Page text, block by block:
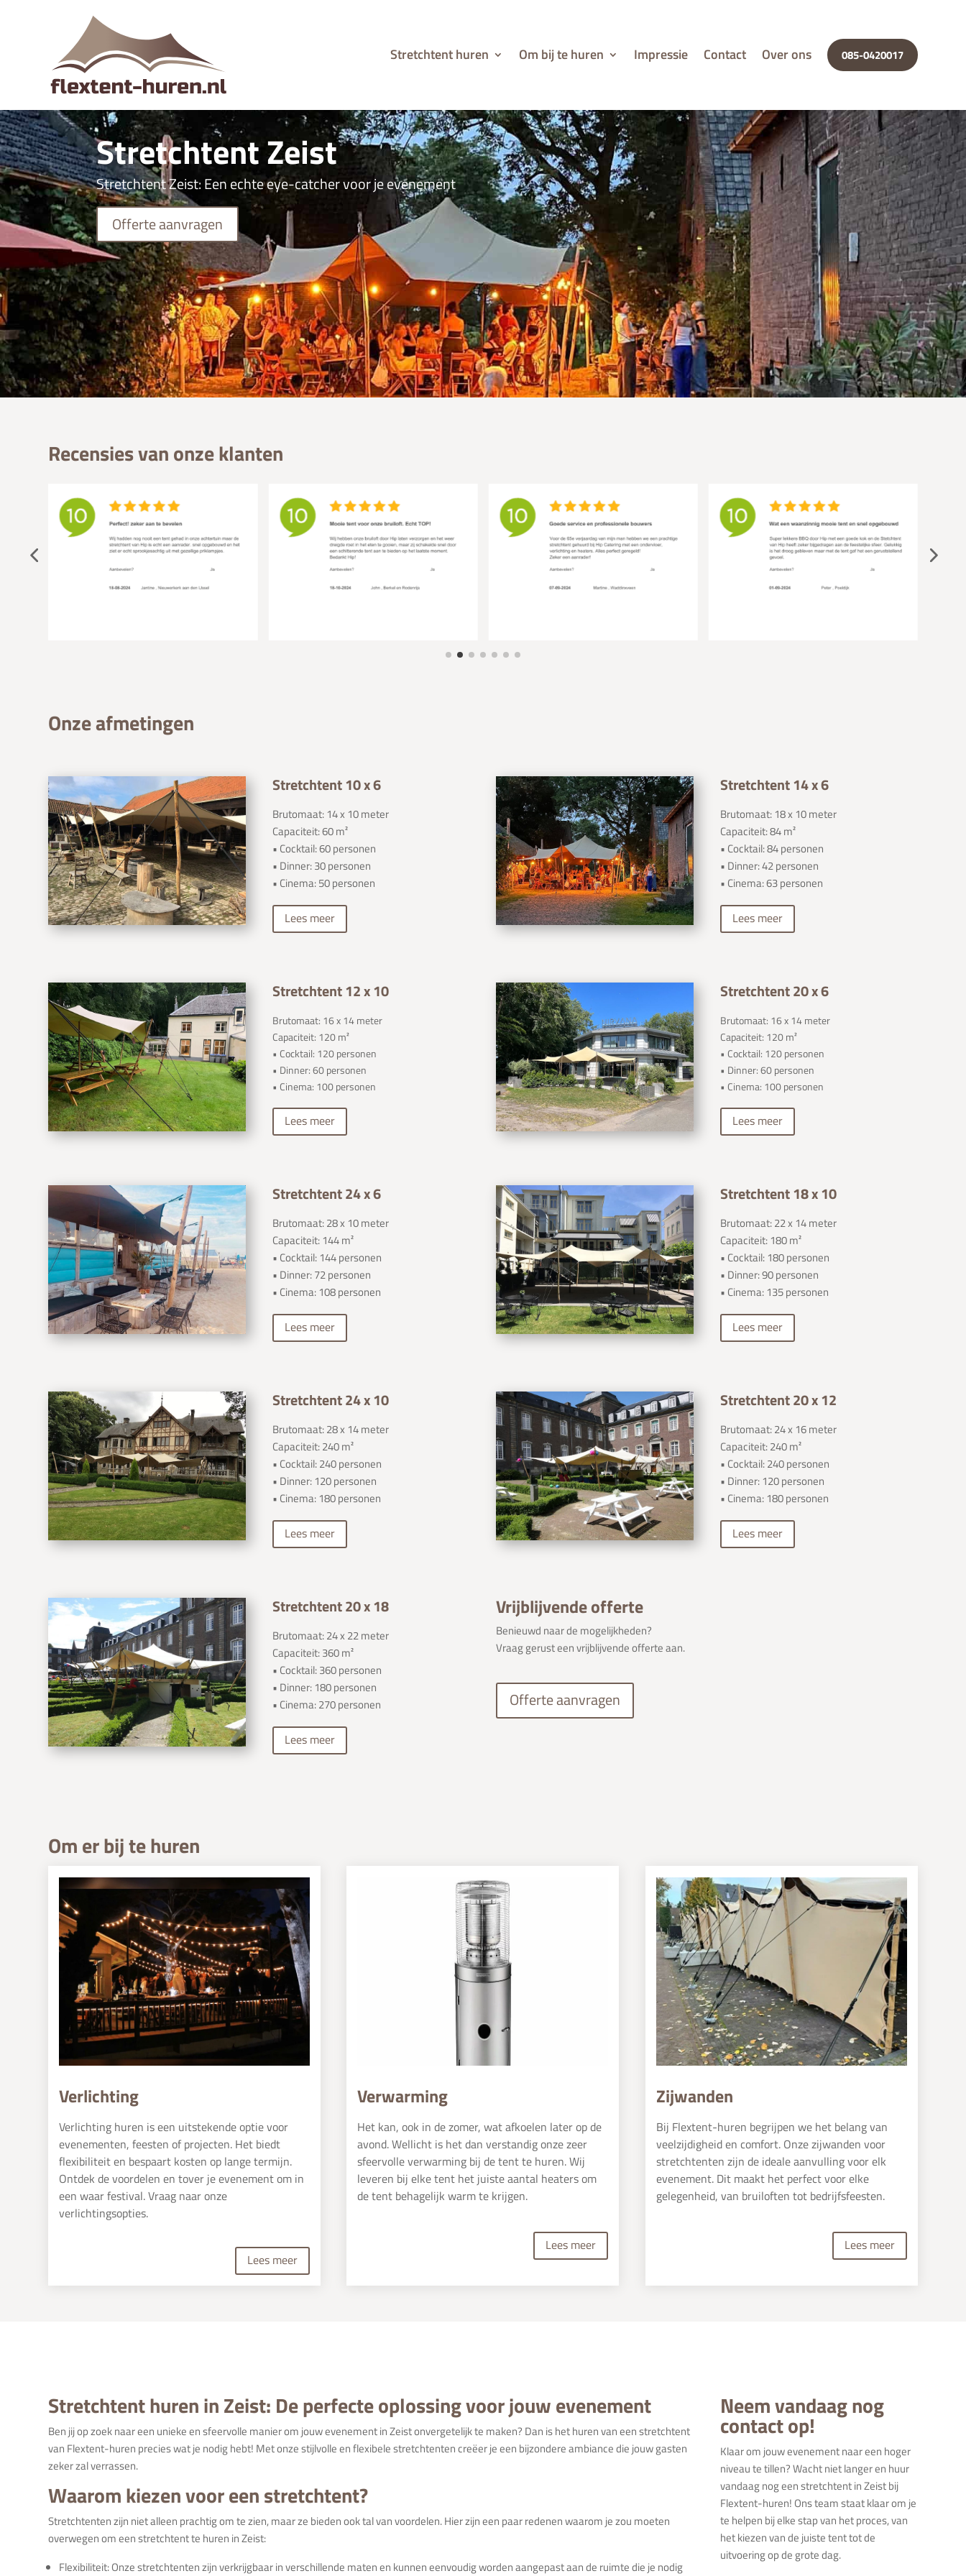
Stretchtent huren Om bij te huren Impressie Contact Over ons 085-0420017
Stretchtent Zeist
Stretchtent Zeist: Een echte eye-catcher voor je evenement
Offerte aanvragen
Recensies van onze klanten
Onze afmetingen
Stretchtent 10 x 6
Brutomaat: 14 x 10 meter
Capaciteit: 60 m²
• Cocktail: 60 personen
• Dinner: 30 personen
• Cinema: 50 personen
Lees meer
Stretchtent 14 x 6
Brutomaat: 18 x 10 meter
Capaciteit: 84 m²
• Cocktail: 84 personen
• Dinner: 42 personen
• Cinema: 63 personen
Lees meer
Stretchtent 12 x 10
Brutomaat: 16 x 14 meter
Capaciteit: 120 m²
• Cocktail: 120 personen
• Dinner: 60 personen
• Cinema: 100 personen
Lees meer
Stretchtent 20 x 6
Brutomaat: 16 x 14 meter
Capaciteit: 120 m²
• Cocktail: 120 personen
• Dinner: 60 personen
• Cinema: 100 personen
Lees meer
Stretchtent 24 x 6
Brutomaat: 28 x 10 meter
Capaciteit: 144 m²
• Cocktail: 144 personen
• Dinner: 72 personen
• Cinema: 108 personen
Lees meer
Stretchtent 18 x 10
Brutomaat: 22 x 14 meter
Capaciteit: 180 m²
• Cocktail: 180 personen
• Dinner: 90 personen
• Cinema: 135 personen
Lees meer
Stretchtent 24 x 10
Brutomaat: 28 x 14 meter
Capaciteit: 240 m²
• Cocktail: 240 personen
• Dinner: 120 personen
• Cinema: 180 personen
Lees meer
Stretchtent 20 x 12
Brutomaat: 24 x 16 meter
Capaciteit: 240 m²
• Cocktail: 240 personen
• Dinner: 120 personen
• Cinema: 180 personen
Lees meer
Stretchtent 20 x 18
Brutomaat: 24 x 22 meter
Capaciteit: 360 m²
• Cocktail: 360 personen
• Dinner: 180 personen
• Cinema: 270 personen
Lees meer
Vrijblijvende offerte
Benieuwd naar de mogelijkheden?
Vraag gerust een vrijblijvende offerte aan.
Offerte aanvragen
Om er bij te huren
Verlichting
Verlichting huren is een uitstekende optie voor
evenementen, feesten of projecten. Het biedt
flexibiliteit en bespaart kosten op lange termijn.
Ontdek de voordelen en tover je evenement om in
een waar festival. Vraag naar onze
verlichtingsopties.
Lees meer
Verwarming
Het kan, ook in de zomer, wat afkoelen later op de
avond. Wellicht is het dan verstandig onze zeer
sfeervolle verwarming bij de tent te huren. Wij
leveren bij elke tent het juiste aantal heaters om
de tent behagelijk warm te krijgen.
Lees meer
Zijwanden
Bij Flextent-huren begrijpen we het belang van
veelzijdigheid en comfort. Onze zijwanden voor
stretchtenten zijn de ideale aanvulling voor elk
evenement. Dit maakt het perfect voor elke
gelegenheid, van bruiloften tot bedrijfsfeesten.
Lees meer
Stretchtent huren in Zeist: De perfecte oplossing voor jouw evenement
Ben jij op zoek naar een unieke en sfeervolle manier om jouw evenement in Zeist onvergetelijk te maken? Dan is het huren van een stretchtent
van Flextent-huren precies wat je nodig hebt! Met onze stijlvolle en flexibele stretchtenten creëer je een bijzondere ambiance die jouw gasten
zeker zal verrassen.
Waarom kiezen voor een stretchtent?
Stretchtenten zijn niet alleen prachtig om te zien, maar ze bieden ook tal van voordelen. Hier zijn een paar redenen waarom je zou moeten
overwegen om een stretchtent te huren in Zeist:
Flexibiliteit: Onze stretchtenten zijn verkrijgbaar in verschillende maten en kunnen eenvoudig worden aangepast aan de ruimte die je nodig
Neem vandaag nog
contact op!
Klaar om jouw evenement naar een hoger
niveau te tillen? Wacht niet langer en huur
vandaag nog een stretchtent in Zeist bij
Flextent-huren! Ons team staat klaar om je
te helpen bij elke stap van het proces, van
het kiezen van de juiste tent tot de
uitvoering op de grote dag.